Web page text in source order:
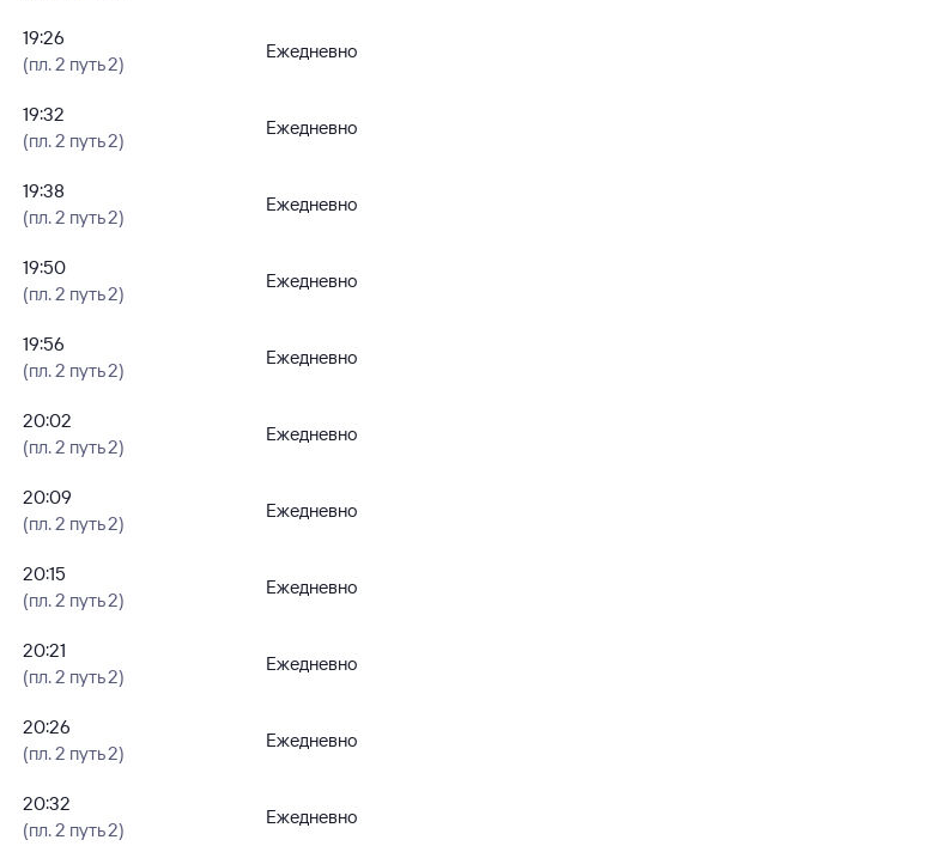
19:26
(пл. 2 путь 2)
Ежедневно
19:32
(пл. 2 путь 2)
Ежедневно
19:38
(пл. 2 путь 2)
Ежедневно
19:50
(пл. 2 путь 2)
Ежедневно
19:56
(пл. 2 путь 2)
Ежедневно
20:02
(пл. 2 путь 2)
Ежедневно
20:09
(пл. 2 путь 2)
Ежедневно
20:15
(пл. 2 путь 2)
Ежедневно
20:21
(пл. 2 путь 2)
Ежедневно
20:26
(пл. 2 путь 2)
Ежедневно
20:32
(пл. 2 путь 2)
Ежедневно